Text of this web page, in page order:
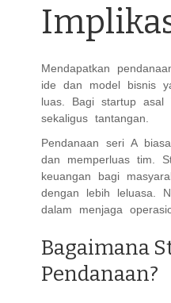
Mendapatkan
ide dan model bisnis
luas. Bagi startup asal
sekaligus tantangan.
Pendanaan seri A
dan memperluas tim.
keuangan bagi
dengan lebih leluasa.
dalam menjaga
Bagaimana
Pendanaan?